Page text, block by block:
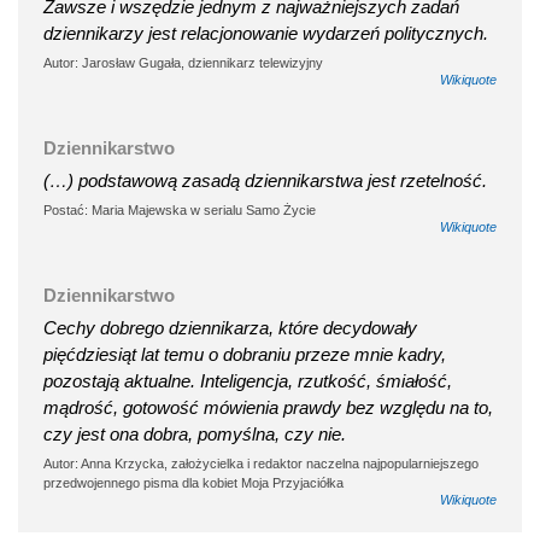
Zawsze i wszędzie jednym z najważniejszych zadań
dziennikarzy jest relacjonowanie wydarzeń politycznych.
Autor: Jarosław Gugała, dziennikarz telewizyjny
Wikiquote
Dziennikarstwo
(…) podstawową zasadą dziennikarstwa jest rzetelność.
Postać: Maria Majewska w serialu Samo Życie
Wikiquote
Dziennikarstwo
Cechy dobrego dziennikarza, które decydowały
pięćdziesiąt lat temu o dobraniu przeze mnie kadry,
pozostają aktualne. Inteligencja, rzutkość, śmiałość,
mądrość, gotowość mówienia prawdy bez względu na to,
czy jest ona dobra, pomyślna, czy nie.
Autor: Anna Krzycka, założycielka i redaktor naczelna najpopularniejszego
przedwojennego pisma dla kobiet Moja Przyjaciółka
Wikiquote